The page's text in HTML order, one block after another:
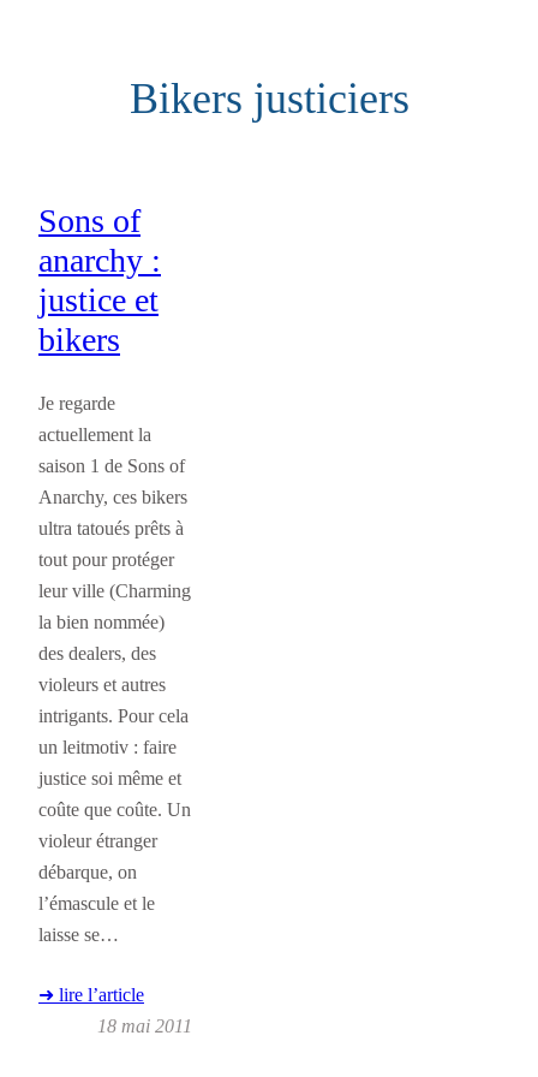
Bikers justiciers
Sons of
anarchy :
justice et
bikers
Je regarde
actuellement la
saison 1 de Sons of
Anarchy, ces bikers
ultra tatoués prêts à
tout pour protéger
leur ville (Charming
la bien nommée)
des dealers, des
violeurs et autres
intrigants. Pour cela
un leitmotiv : faire
justice soi même et
coûte que coûte. Un
violeur étranger
débarque, on
l’émascule et le
laisse se…
➜ lire l’article
18 mai 2011